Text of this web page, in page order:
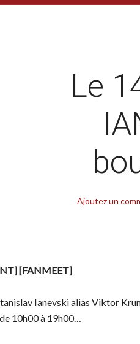
Le
Ajoutez un
[FANMEET]
Ianevski alias Viktor
10h00 à 19h00…